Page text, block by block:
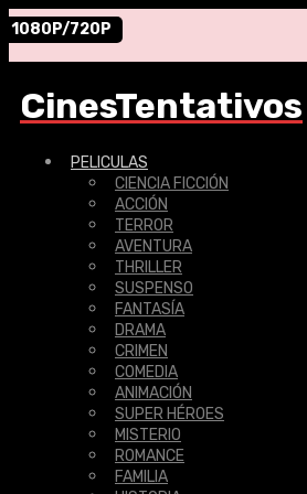
CinesTentativos
PELICULAS
CIENCIA FICCIÓN
ACCIÓN
TERROR
AVENTURA
THRILLER
SUSPENSO
FANTASÍA
DRAMA
CRIMEN
COMEDIA
ANIMACIÓN
SUPER HÉROES
MISTERIO
ROMANCE
FAMILIA
1080P/720P